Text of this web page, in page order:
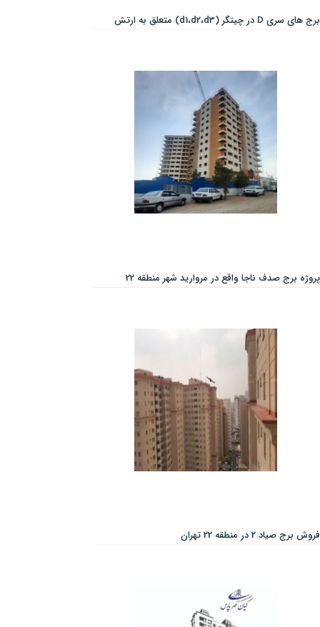
برج های سری D در چیتگر (d1،d2،d3) متعلق به ارتش
پروژه برج صدف ناجا واقع در مروارید شهر منطقه 22
فروش برج صیاد 2 در منطقه 22 تهران